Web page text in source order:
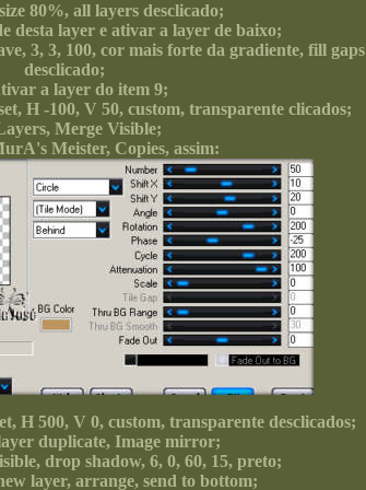
80%, all layers desclicado;
desta layer e ativar a layer de baixo;
3, 3, 100, cor mais forte da gradiente, fill gaps
desclicado;
a layer do item 9;
H -100, V 50, custom, transparente clicados;
Merge Visible;
Meister, Copies, assim:
H 500, V 0, custom, transparente desclicados;
duplicate, Image mirror;
drop shadow, 6, 0, 60, 15, preto;
layer, arrange, send to bottom;